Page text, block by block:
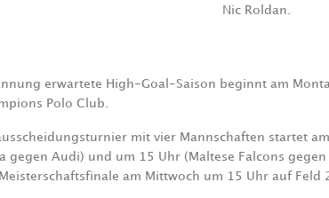
Nic Roldan.
erwartete High-Goal-Saison beginnt am
Polo Club.
mit vier Mannschaften startet
gegen Audi) und um 15 Uhr (Maltese Falcons
am Mittwoch um 15 Uhr auf Feld